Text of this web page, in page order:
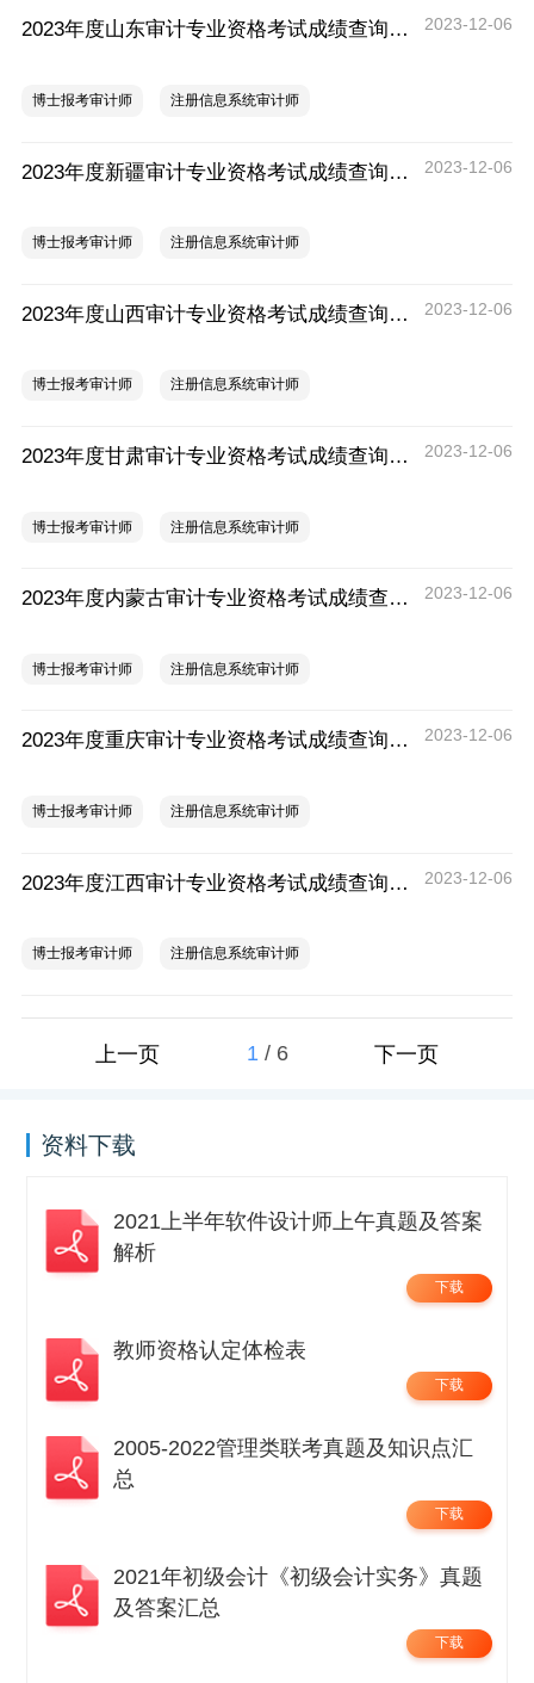
2023年度山东审计专业资格考试成绩查询时间：12月5日起 2023-12-06
博士报考审计师 注册信息系统审计师
2023年度新疆审计专业资格考试成绩查询时间：12月5日起 2023-12-06
博士报考审计师 注册信息系统审计师
2023年度山西审计专业资格考试成绩查询时间：12月5日起 2023-12-06
博士报考审计师 注册信息系统审计师
2023年度甘肃审计专业资格考试成绩查询时间：12月5日起 2023-12-06
博士报考审计师 注册信息系统审计师
2023年度内蒙古审计专业资格考试成绩查询时间：12月5日起 2023-12-06
博士报考审计师 注册信息系统审计师
2023年度重庆审计专业资格考试成绩查询时间：12月5日起 2023-12-06
博士报考审计师 注册信息系统审计师
2023年度江西审计专业资格考试成绩查询时间：12月5日起 2023-12-06
博士报考审计师 注册信息系统审计师
上一页 1 / 6 下一页
资料下载
2021上半年软件设计师上午真题及答案
解析
下载
教师资格认定体检表
下载
2005-2022管理类联考真题及知识点汇
总
下载
2021年初级会计《初级会计实务》真题
及答案汇总
下载